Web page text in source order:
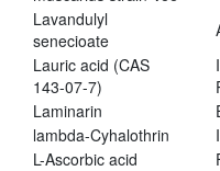
Lavandulyl
senecioate
Lauric acid (CAS
143-07-7)
Laminarin
lambda-Cyhalothrin
L-Ascorbic acid